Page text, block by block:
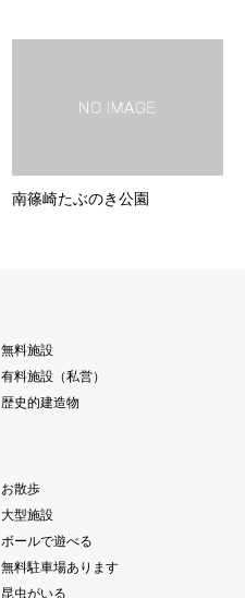
南篠崎たぶのき公園
無料施設
有料施設（私営）
歴史的建造物
お散歩
大型施設
ボールで遊べる
無料駐車場あります
昆虫がいる